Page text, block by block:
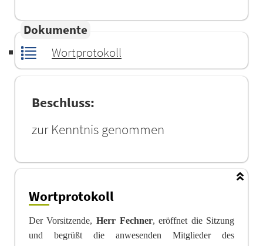
Dokumente
Wortprotokoll
Beschluss:
zur Kenntnis genommen
Wortprotokoll
Der Vorsitzende, Herr Fechner, eröffnet die Sitzung
und begrüßt die anwesenden Mitglieder des